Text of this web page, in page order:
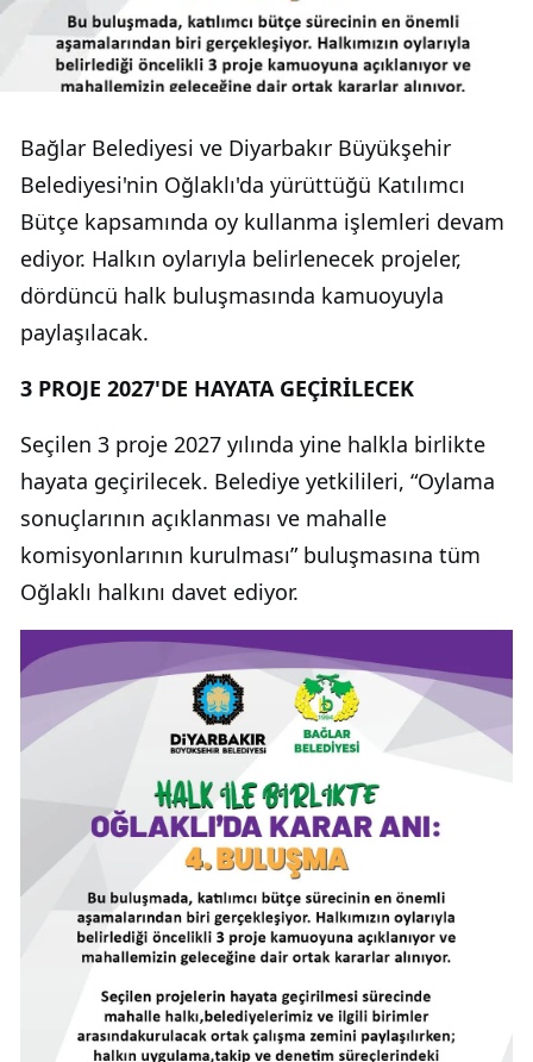
Bağlar Belediyesi ve Diyarbakır Büyükşehir
Belediyesi'nin Oğlaklı'da yürüttüğü Katılımcı
Bütçe kapsamında oy kullanma işlemleri devam
ediyor. Halkın oylarıyla belirlenecek projeler,
dördüncü halk buluşmasında kamuoyuyla
paylaşılacak.
3 PROJE 2027'DE HAYATA GEÇİRİLECEK
Seçilen 3 proje 2027 yılında yine halkla birlikte
hayata geçirilecek. Belediye yetkilileri, “Oylama
sonuçlarının açıklanması ve mahalle
komisyonlarının kurulması” buluşmasına tüm
Oğlaklı halkını davet ediyor.